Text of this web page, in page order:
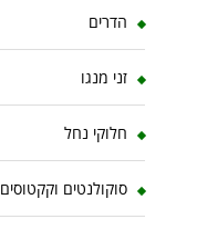
הדרים
זני מנגו
חלוקי נחל
סוקולנטים וקקטוסים